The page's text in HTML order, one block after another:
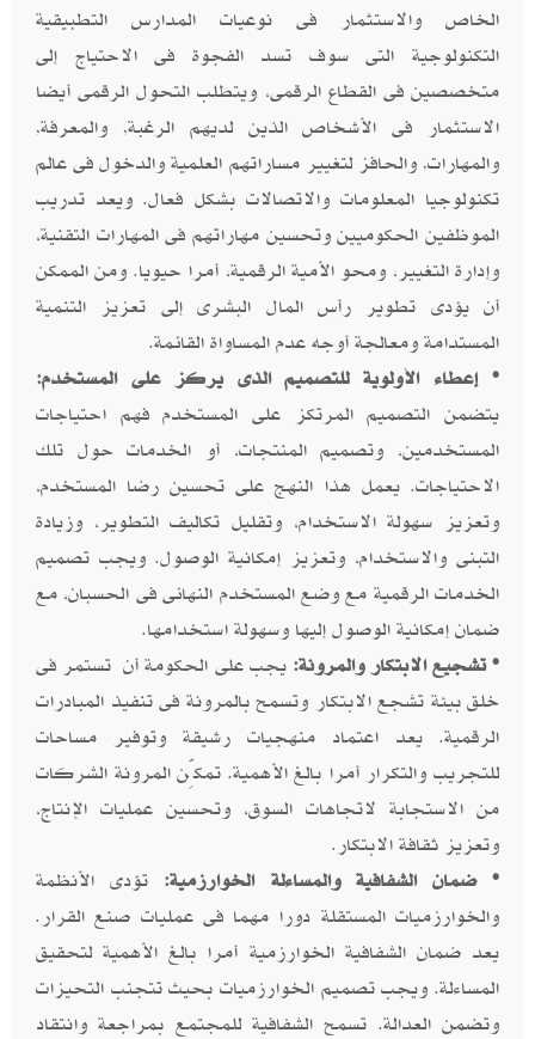
الخاص والاستثمار فى نوعيات المدارس التطبيقية
التكنولوجية التى سوف تسد الفجوة فى الاحتياج إلى
متخصصين فى القطاع الرقمى، ويتطلب التحول الرقمى أيضا
الاستثمار فى الأشخاص الذين لديهم الرغبة, والمعرفة,
والمهارات, والحافز لتغيير مساراتهم العلمية والدخول فى عالم
تكنولوجيا المعلومات والاتصالات بشكل فعال. ويعد تدريب
الموظفين الحكوميين وتحسين مهاراتهم فى المهارات التقنية،
وإدارة التغيير، ومحو الأمية الرقمية، أمرا حيويا. ومن الممكن
أن يؤدى تطوير رأس المال البشرى إلى تعزيز التنمية
المستدامة ومعالجة أوجه عدم المساواة القائمة.
• إعطاء الأولوية للتصميم الذى يركز على المستخدم:
يتضمن التصميم المرتكز على المستخدم فهم احتياجات
المستخدمين، وتصميم المنتجات، أو الخدمات حول تلك
الاحتياجات. يعمل هذا النهج على تحسين رضا المستخدم،
وتعزيز سهولة الاستخدام، وتقليل تكاليف التطوير، وزيادة
التبنى والاستخدام، وتعزيز إمكانية الوصول. ويجب تصميم
الخدمات الرقمية مع وضع المستخدم النهائى فى الحسبان، مع
ضمان إمكانية الوصول إليها وسهولة استخدامها.
• تشجيع الابتكار والمرونة: يجب على الحكومة أن تستمر فى
خلق بيئة تشجع الابتكار وتسمح بالمرونة فى تنفيذ المبادرات
الرقمية. يعد اعتماد منهجيات رشيقة وتوفير مساحات
للتجريب والتكرار أمرا بالغ الأهمية. تمكِّن المرونة الشركات
من الاستجابة لاتجاهات السوق، وتحسين عمليات الإنتاج،
وتعزيز ثقافة الابتكار.
• ضمان الشفافية والمساءلة الخوارزمية: تؤدى الأنظمة
والخوارزميات المستقلة دورا مهما فى عمليات صنع القرار.
يعد ضمان الشفافية الخوارزمية أمرا بالغ الأهمية لتحقيق
المساءلة. ويجب تصميم الخوارزميات بحيث تتجنب التحيزات
وتضمن العدالة. تسمح الشفافية للمجتمع بمراجعة وانتقاد